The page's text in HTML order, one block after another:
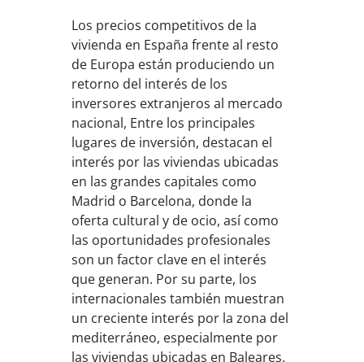
Los precios competitivos de la
vivienda en España frente al resto
de Europa están produciendo un
retorno del interés de los
inversores extranjeros al mercado
nacional, Entre los principales
lugares de inversión, destacan el
interés por las viviendas ubicadas
en las grandes capitales como
Madrid o Barcelona, donde la
oferta cultural y de ocio, así como
las oportunidades profesionales
son un factor clave en el interés
que generan. Por su parte, los
internacionales también muestran
un creciente interés por la zona del
mediterráneo, especialmente por
las viviendas ubicadas en Baleares.